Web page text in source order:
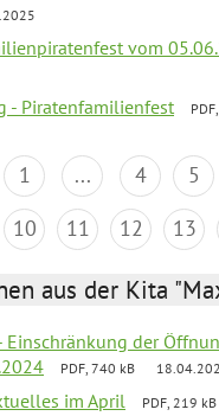
vom
- Piratenfamilienfest
1 ... 4 5
10 11 12 13
aus der Kita
der
PDF, 740 kB
im April PDF, 219 kB